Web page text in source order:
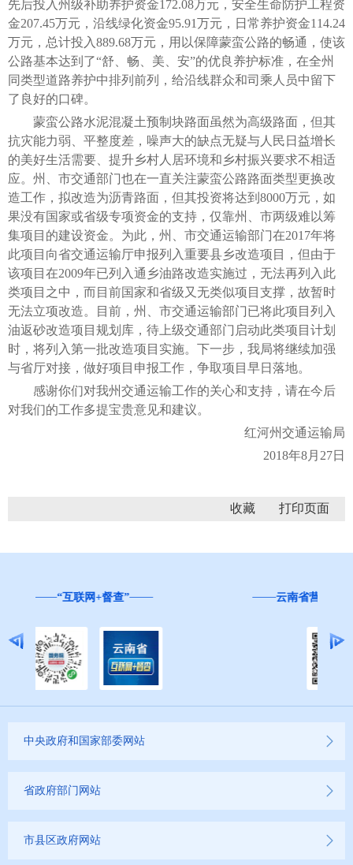
先后投入州级补助养护资金172.08万元，安全生命防护工程资
金207.45万元，沿线绿化资金95.91万元，日常养护资金114.24
万元，总计投入889.68万元，用以保障蒙蛮公路的畅通，使该
公路基本达到了“舒、畅、美、安”的优良养护标准，在全州
同类型道路养护中排列前列，给沿线群众和司乘人员中留下
了良好的口碑。
蒙蛮公路水泥混凝土预制块路面虽然为高级路面，但其
抗灾能力弱、平整度差，噪声大的缺点无疑与人民日益增长
的美好生活需要、提升乡村人居环境和乡村振兴要求不相适
应。州、市交通部门也在一直关注蒙蛮公路路面类型更换改
造工作，拟改造为沥青路面，但其投资将达到8000万元，如
果没有国家或省级专项资金的支持，仅靠州、市两级难以筹
集项目的建设资金。为此，州、市交通运输部门在2017年将
此项目向省交通运输厅申报列入重要县乡改造项目，但由于
该项目在2009年已列入通乡油路改造实施过，无法再列入此
类项目之中，而目前国家和省级又无类似项目支撑，故暂时
无法立项改造。目前，州、市交通运输部门已将此项目列入
油返砂改造项目规划库，待上级交通部门启动此类项目计划
时，将列入第一批改造项目实施。下一步，我局将继续加强
与省厅对接，做好项目申报工作，争取项目早日落地。
感谢你们对我州交通运输工作的关心和支持，请在今后
对我们的工作多提宝贵意见和建议。
红河州交通运输局
2018年8月27日
收藏
云南省营商环境投诉举报和问卷调查平台
中央政府和国家部委网站
省政府部门网站
市县区政府网站